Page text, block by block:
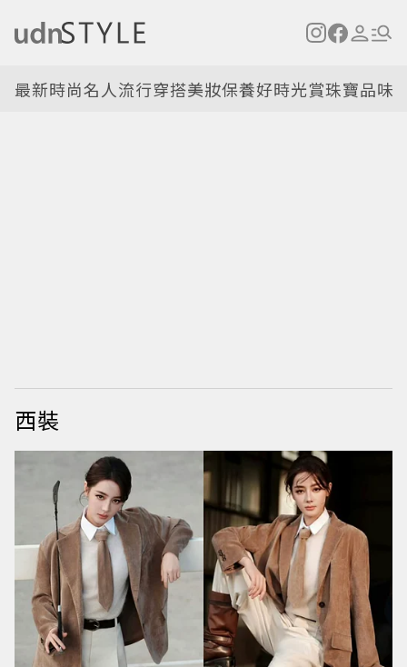
最新時尚名人流行穿搭美妝保養好時光賞珠寶品味
西裝